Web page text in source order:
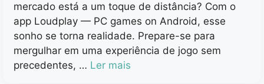
mercado está a um toque de distância? Com o
app Loudplay — PC games on Android, esse
sonho se torna realidade. Prepare-se para
mergulhar em uma experiência de jogo sem
precedentes, … Ler mais